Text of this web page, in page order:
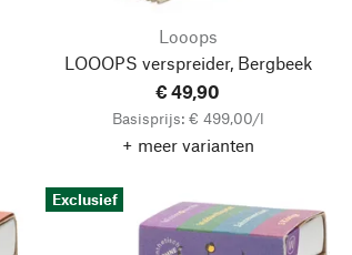
Looops
LOOOPS verspreider, Bergbeek
€ 49,90
Basisprijs: € 499,00/l
+ meer varianten
Exclusief